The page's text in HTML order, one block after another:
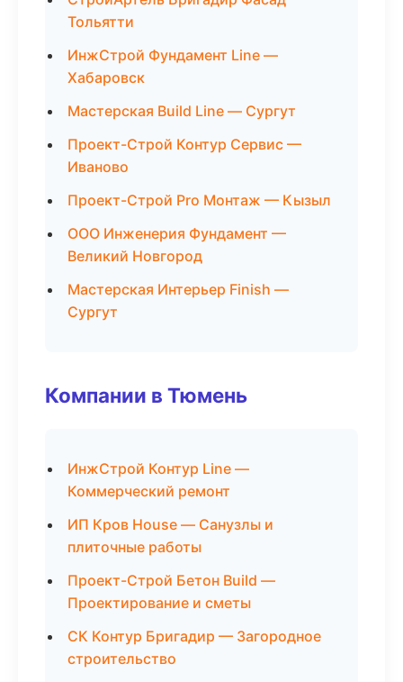
Тольятти
ИнжСтрой Фундамент Line —
Хабаровск
Мастерская Build Line — Сургут
Проект-Строй Контур Сервис —
Иваново
Проект-Строй Pro Монтаж — Кызыл
ООО Инженерия Фундамент —
Великий Новгород
Мастерская Интерьер Finish —
Сургут
Компании в Тюмень
ИнжСтрой Контур Line —
Коммерческий ремонт
ИП Кров House — Санузлы и
плиточные работы
Проект-Строй Бетон Build —
Проектирование и сметы
СК Контур Бригадир — Загородное
строительство